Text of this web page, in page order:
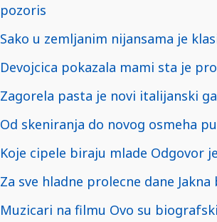
pozoris
Sako u zemljanim nijansama je
Devojcica pokazala mami sta je
Zagorela pasta je novi italijanski
Od skeniranja do novog osmeha
Koje cipele biraju mlade Odgovor
Za sve hladne prolecne dane
Muzicari na filmu Ovo su